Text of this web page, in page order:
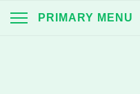
PRIMARY MENU